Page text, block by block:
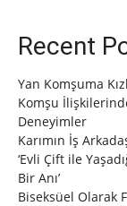
Recent
Yan Komşuma
Komşu
Deneyimler
Karımın İş
‘Evli Çift ile
Bir Anı’
Biseksüel Olarak